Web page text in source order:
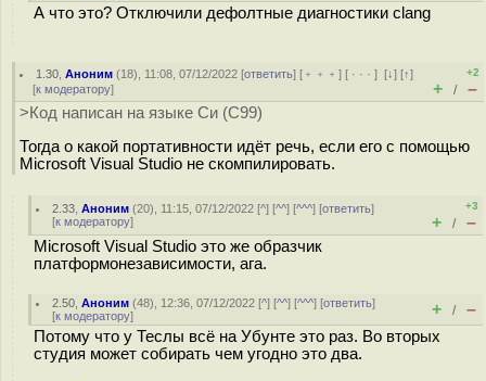
А что это? Отключили дефолтные диагностики clang
1.30 ,Аноним (18), 11:08, 07/12/2022 [ответить] [ ﹢﹢﹢] [ · · ·][↓] [↑]
[к модератору]
+2
+ / –
>Код написан на языке Си (C99)
Тогда о какой портативности идёт речь, если его с помощью
Microsoft Visual Studio не скомпилировать.
2.33 ,Аноним (20), 11:15, 07/12/2022 [^] [^^] [^^^] [ответить]
[к модератору]
+3
+ / –
Microsoft Visual Studio это же образчик
платформонезависимости, ага.
2.50 ,Аноним (48), 12:36, 07/12/2022 [^] [^^] [^^^] [ответить]
[к модератору] + / –
Потому что у Теслы всё на Убунте это раз. Во вторых
студия может собирать чем угодно это два.